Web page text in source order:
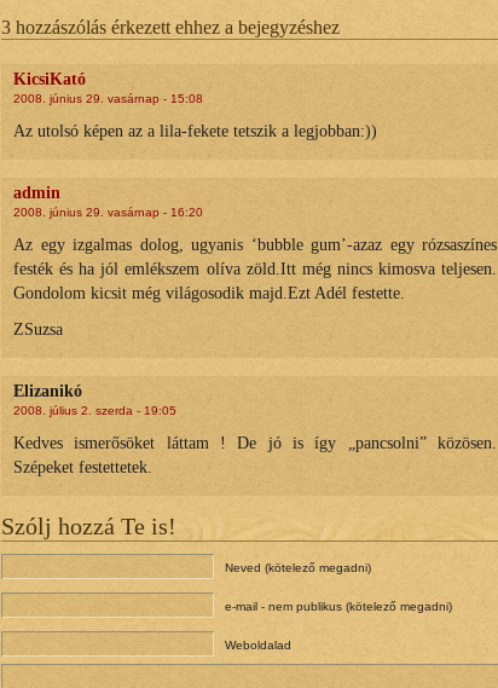
3 hozzászólás érkezett ehhez a bejegyzéshez
KicsiKató
2008. június 29. vasárnap - 15:08
Az utolsó képen az a lila-fekete tetszik a legjobban:))
admin
2008. június 29. vasárnap - 16:20
Az egy izgalmas dolog, ugyanis ‘bubble gum’-azaz egy rózsaszínes
festék és ha jól emlékszem olíva zöld.Itt még nincs kimosva teljesen.
Gondolom kicsit még világosodik majd.Ezt Adél festette.
ZSuzsa
Elizanikó
2008. július 2. szerda - 19:05
Kedves ismerősöket láttam ! De jó is így „pancsolni” közösen.
Szépeket festettetek.
Szólj hozzá Te is!
Neved (kötelező megadni)
e-mail - nem publikus (kötelező megadni)
Weboldalad